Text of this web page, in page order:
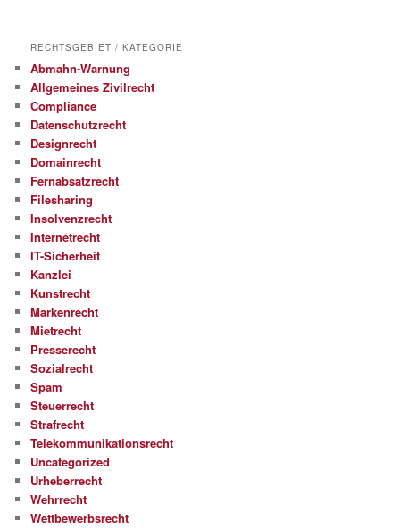
RECHTSGEBIET / KATEGORIE
Abmahn-Warnung
Allgemeines Zivilrecht
Compliance
Datenschutzrecht
Designrecht
Domainrecht
Fernabsatzrecht
Filesharing
Insolvenzrecht
Internetrecht
IT-Sicherheit
Kanzlei
Kunstrecht
Markenrecht
Mietrecht
Presserecht
Sozialrecht
Spam
Steuerrecht
Strafrecht
Telekommunikationsrecht
Uncategorized
Urheberrecht
Wehrrecht
Wettbewerbsrecht